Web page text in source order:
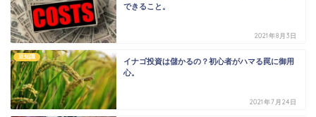
できること。
2021年8月3日
豆知識
イナゴ投資は儲かるの？初心者がハマる罠に御用
心。
2021年7月24日